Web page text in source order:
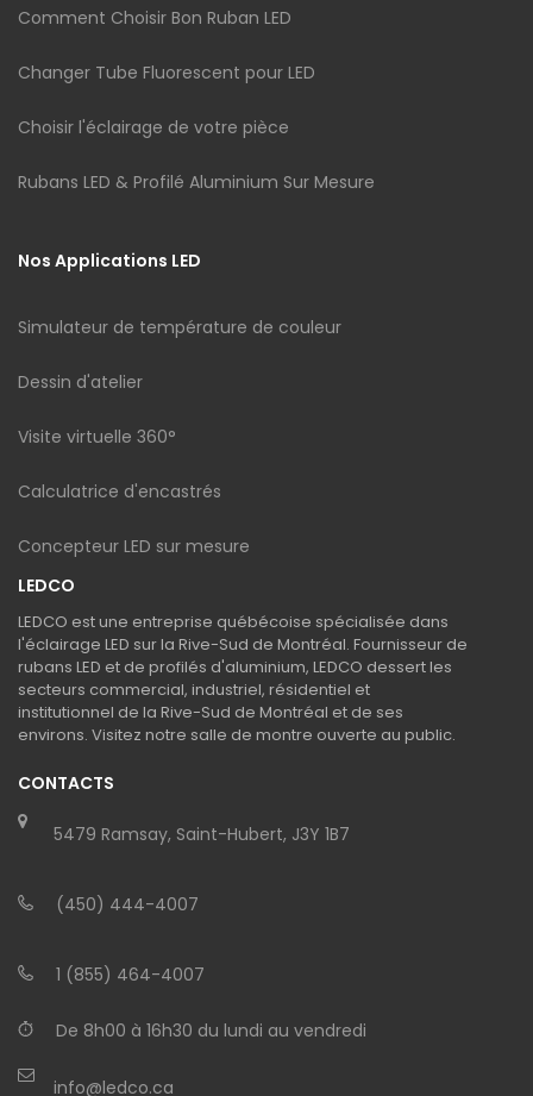
Comment Choisir Bon Ruban LED
Changer Tube Fluorescent pour LED
Choisir l'éclairage de votre pièce
Rubans LED & Profilé Aluminium Sur Mesure
Nos Applications LED
Simulateur de température de couleur
Dessin d'atelier
Visite virtuelle 360°
Calculatrice d'encastrés
Concepteur LED sur mesure
LEDCO
LEDCO est une entreprise québécoise spécialisée dans
l'éclairage LED sur la Rive-Sud de Montréal. Fournisseur de
rubans LED et de profilés d'aluminium, LEDCO dessert les
secteurs commercial, industriel, résidentiel et
institutionnel de la Rive-Sud de Montréal et de ses
environs. Visitez notre salle de montre ouverte au public.
CONTACTS
5479 Ramsay, Saint-Hubert, J3Y 1B7
(450) 444-4007
1 (855) 464-4007
De 8h00 à 16h30 du lundi au vendredi
info@ledco.ca